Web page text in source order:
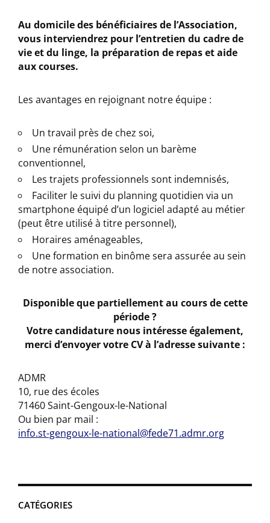
CATÉGORIES
Au domicile des bénéficiaires de l’Association,
vous interviendrez pour l’entretien du cadre de
vie et du linge, la préparation de repas et aide
aux courses.
Les avantages en rejoignant notre équipe :
Un travail près de chez soi,
Une rémunération selon un barème
conventionnel,
Les trajets professionnels sont indemnisés,
Faciliter le suivi du planning quotidien via un
smartphone équipé d’un logiciel adapté au métier
(peut être utilisé à titre personnel),
Horaires aménageables,
Une formation en binôme sera assurée au sein
de notre association.
Disponible que partiellement au cours de cette
période ?
Votre candidature nous intéresse également,
merci d’envoyer votre CV à l’adresse suivante :
ADMR
10, rue des écoles
71460 Saint-Gengoux-le-National
Ou bien par mail :
info.st-gengoux-le-national@fede71.admr.org